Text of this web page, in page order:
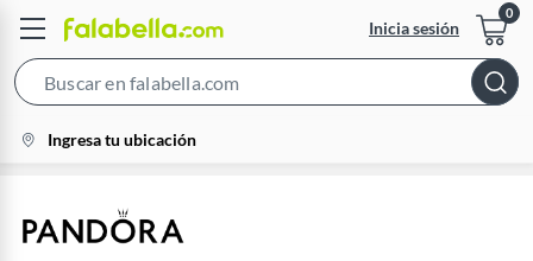
Inicia sesión
Bar
location-
icon
Ingresa tu ubicación